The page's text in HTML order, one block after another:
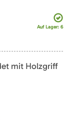
Auf Lager: 6
mit Holzgriff